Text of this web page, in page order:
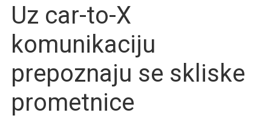
Uz car-to-X
komunikaciju
prepoznaju se skliske
prometnice